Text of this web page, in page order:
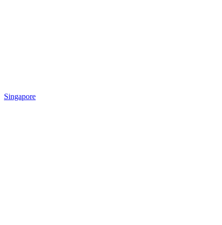
Singapore